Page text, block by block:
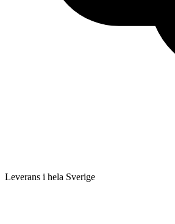
Leverans i hela Sverige